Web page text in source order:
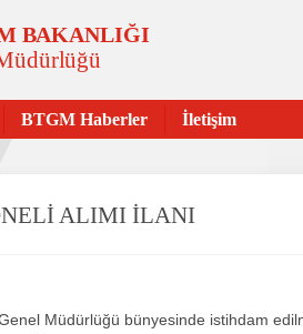
BAKANLIĞI
BTGM Haberler İletişim
ALIMI İLANI
Müdürlüğü bünyesinde istihdam